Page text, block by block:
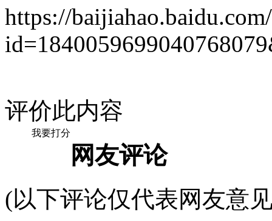
https://
评价此内容
我要打分
网友评论
(以下评论仅代表网友意